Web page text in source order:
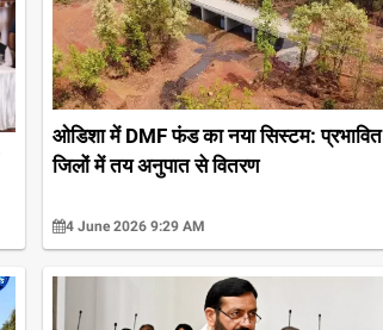
ओडिशा में DMF फंड का नया सिस्टम: प्रभावित
जिलों में तय अनुपात से वितरण
4 June 2026 9:29 AM